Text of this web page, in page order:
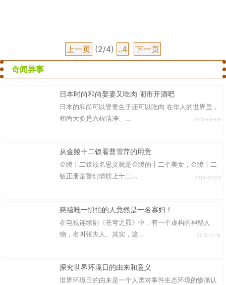
上一页 (2/4) ..4
下一页
奇闻异事
日本时尚和尚娶妻又吃肉 闹市开酒吧
日本的和尚可以娶妻生子还可以吃肉 在华人的世界里，
和尚大多是六根清净、...
2013-09-09
从金陵十二钗看曹雪芹的用意
金陵十二钗顾名思义就是金陵的十二个美女，金陵十二
钗正册是警幻情榜上十二...
2016-07-29
慈禧唯一惧怕的人竟然是一名寡妇！
在电视连续剧《苍穹之昴》中，有一个虚构的神秘人
物，名叫张夫人。其实，这...
2015-11-18
探究世界环境日的由来和意义
世界环境日的由来是一个人类对事件生态环境的惨痛认